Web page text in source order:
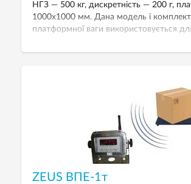
НГЗ — 500 кг, дискретність — 200 г,
1000х1000 мм. Дана модель і
платформної ваги використовується
комерційних та технологічних
ZEUS ВПЕ-1т